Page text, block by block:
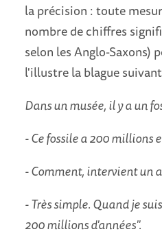
la précision : toute
nombre de chiffres
selon les Anglo-Saxons)
l'illustre la blague
Dans un musée, il y a un
- Ce fossile a 200 millions
- Comment, intervient un
- Très simple. Quand je
200 millions d'années".